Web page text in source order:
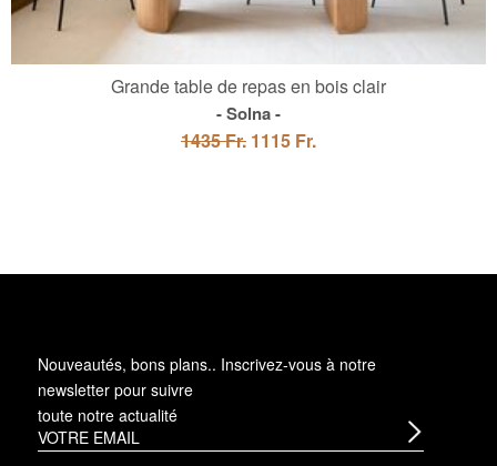
Grande table de repas en bois clair
Solna
1435 Fr. 1115 Fr.
Nouveautés, bons plans.. Inscrivez-vous à notre
newsletter pour suivre
toute notre actualité